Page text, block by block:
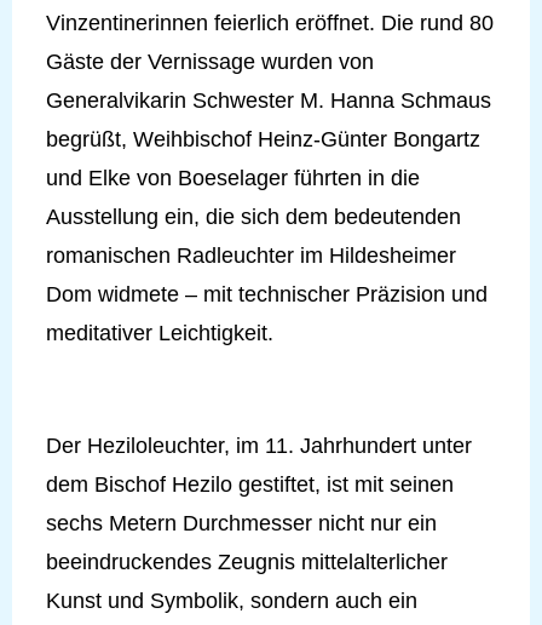
Vinzentinerinnen feierlich eröffnet. Die rund 80
Gäste der Vernissage wurden von
Generalvikarin Schwester M. Hanna Schmaus
begrüßt, Weihbischof Heinz-Günter Bongartz
und Elke von Boeselager führten in die
Ausstellung ein, die sich dem bedeutenden
romanischen Radleuchter im Hildesheimer
Dom widmete – mit technischer Präzision und
meditativer Leichtigkeit.
Der Heziloleuchter, im 11. Jahrhundert unter
dem Bischof Hezilo gestiftet, ist mit seinen
sechs Metern Durchmesser nicht nur ein
beeindruckendes Zeugnis mittelalterlicher
Kunst und Symbolik, sondern auch ein